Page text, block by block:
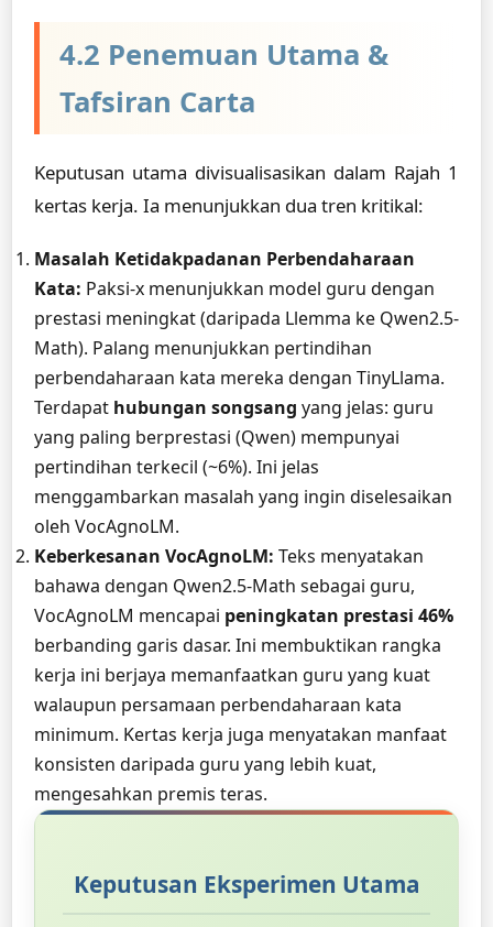
4.2 Penemuan Utama &
Tafsiran Carta
Keputusan utama divisualisasikan dalam Rajah 1
kertas kerja. Ia menunjukkan dua tren kritikal:
Masalah Ketidakpadanan Perbendaharaan
Kata: Paksi-x menunjukkan model guru dengan
prestasi meningkat (daripada Llemma ke Qwen2.5-
Math). Palang menunjukkan pertindihan
perbendaharaan kata mereka dengan TinyLlama.
Terdapat hubungan songsang yang jelas: guru
yang paling berprestasi (Qwen) mempunyai
pertindihan terkecil (~6%). Ini jelas
menggambarkan masalah yang ingin diselesaikan
oleh VocAgnoLM.
Keberkesanan VocAgnoLM: Teks menyatakan
bahawa dengan Qwen2.5-Math sebagai guru,
VocAgnoLM mencapai peningkatan prestasi 46%
berbanding garis dasar. Ini membuktikan rangka
kerja ini berjaya memanfaatkan guru yang kuat
walaupun persamaan perbendaharaan kata
minimum. Kertas kerja juga menyatakan manfaat
konsisten daripada guru yang lebih kuat,
mengesahkan premis teras.
Keputusan Eksperimen Utama